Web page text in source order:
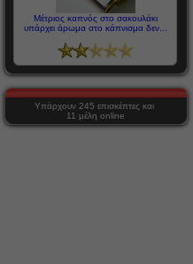
Μέτριος καπνός στο σακουλάκι
υπάρχει άρωμα στο κάπνισμα δεν...
Υπάρχουν 245 επισκέπτες και
11 μέλη online